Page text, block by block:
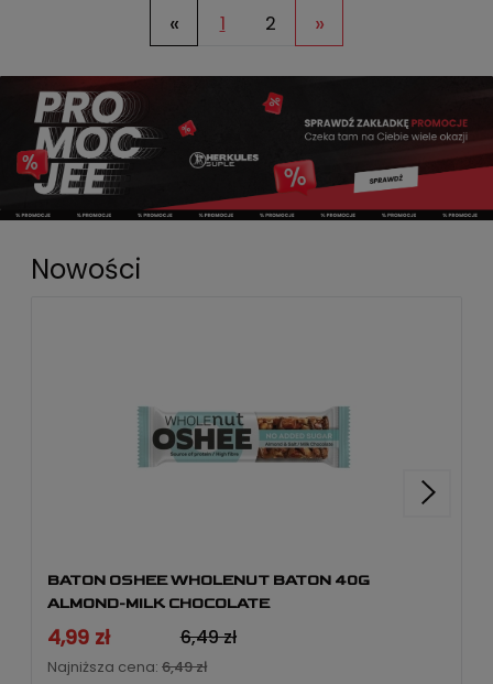
« 1 2 »
Nowości
BATON OSHEE WHOLENUT BATON 40G
ALMOND-MILK CHOCOLATE
4,99 zł 6,49 zł
Najniższa cena: 6,49 zł